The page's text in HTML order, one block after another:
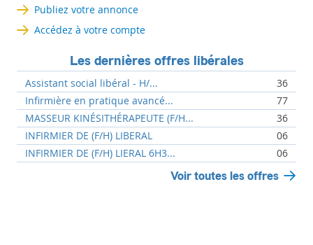
Publiez votre annonce
Accédez à votre compte
Les dernières offres libérales
Assistant social libéral - H/...
36
Infirmière en pratique avancé...
77
MASSEUR KINÉSITHÉRAPEUTE (F/H...
36
INFIRMIER DE (F/H) LIBERAL
06
INFIRMIER DE (F/H) LIERAL 6H3...
06
Voir toutes les offres